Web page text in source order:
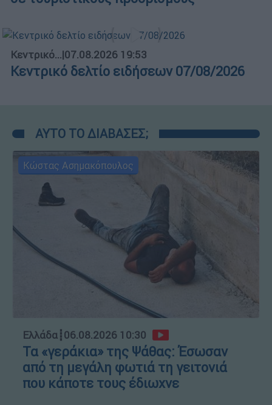
Κεντρικό...|07.08.2026 19:53
Κεντρικό δελτίο ειδήσεων 07/08/2026
ΑΥΤΟ ΤΟ ΔΙΑΒΑΣΕΣ;
Κώστας Ασημακόπουλος
Ελλάδα┋06.08.2026 10:30
Τα «γεράκια» της Ψάθας: Έσωσαν
από τη μεγάλη φωτιά τη γειτονιά
που κάποτε τους έδιωχνε